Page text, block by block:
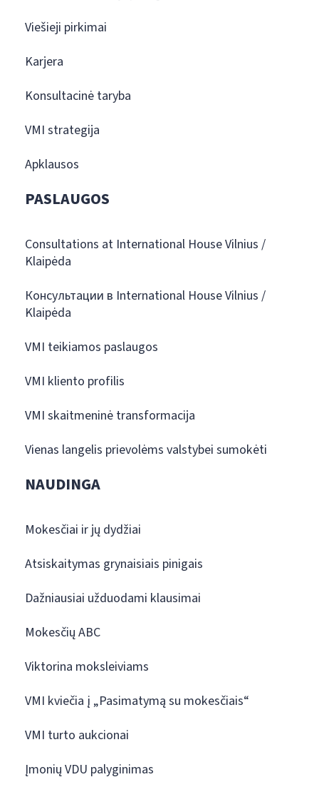
Viešieji pirkimai
Karjera
Konsultacinė taryba
VMI strategija
Apklausos
PASLAUGOS
Consultations at International House Vilnius /
Klaipėda
Консультации в International House Vilnius /
Klaipėda
VMI teikiamos paslaugos
VMI kliento profilis
VMI skaitmeninė transformacija
Vienas langelis prievolėms valstybei sumokėti
NAUDINGA
Mokesčiai ir jų dydžiai
Atsiskaitymas grynaisiais pinigais
Dažniausiai užduodami klausimai
Mokesčių ABC
Viktorina moksleiviams
VMI kviečia į „Pasimatymą su mokesčiais“
VMI turto aukcionai
Įmonių VDU palyginimas